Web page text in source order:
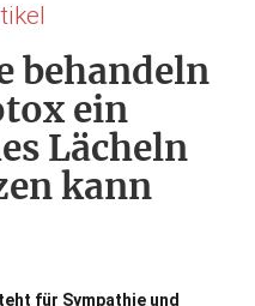
behandeln
ein
Lächeln
kann
für Sympathie und